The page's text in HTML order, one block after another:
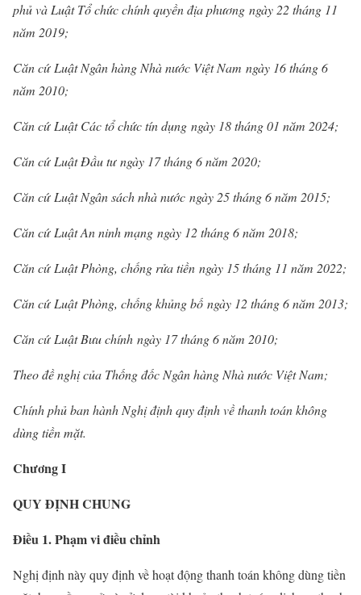
phủ và Luật Tổ chức chính quyền địa phương ngày 22 tháng 11
năm 2019;
Căn cứ Luật Ngân hàng Nhà nước Việt Nam ngày 16 tháng 6
năm 2010;
Căn cứ Luật Các tổ chức tín dụng ngày 18 tháng 01 năm 2024;
Căn cứ Luật Đầu tư ngày 17 tháng 6 năm 2020;
Căn cứ Luật Ngân sách nhà nước ngày 25 tháng 6 năm 2015;
Căn cứ Luật An ninh mạng ngày 12 tháng 6 năm 2018;
Căn cứ Luật Phòng, chống rửa tiền ngày 15 tháng 11 năm 2022;
Căn cứ Luật Phòng, chống khủng bố ngày 12 tháng 6 năm 2013;
Căn cứ Luật Bưu chính ngày 17 tháng 6 năm 2010;
Theo đề nghị của Thống đốc Ngân hàng Nhà nước Việt Nam;
Chính phủ ban hành Nghị định quy định về thanh toán không
dùng tiền mặt.
Chương I
QUY ĐỊNH CHUNG
Điều 1. Phạm vi điều chỉnh
Nghị định này quy định về hoạt động thanh toán không dùng tiền